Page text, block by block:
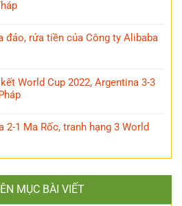
đảo, rửa tiền của Công ty Alibaba
World Cup 2022, Argentina 3-3
2-1 Ma Rốc, tranh hạng 3 World
MỤC BÀI VIẾT